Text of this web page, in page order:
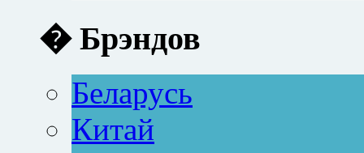
� Брэндов
Беларусь
Китай